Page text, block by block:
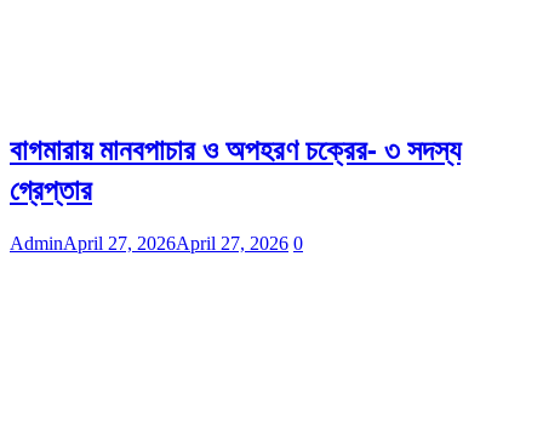
বাগমারায় মানবপাচার ও অপহরণ চক্রের- ৩ সদস্য
গ্রেপ্তার
AdminApril 27, 2026April 27, 2026 0